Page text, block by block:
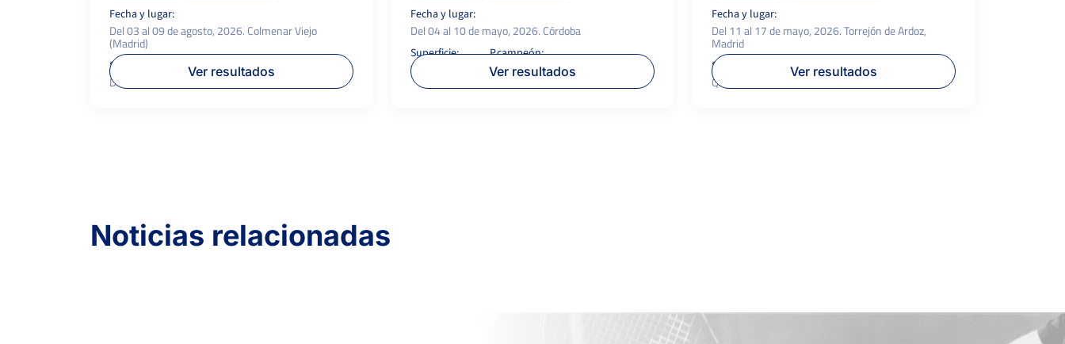
Fecha y lugar:
Del 03 al 09 de agosto, 2026. Colmenar Viejo
(Madrid)
Superficie:
Dura
P.campeón:
1.000 €
Ver resultados
Fecha y lugar:
Del 04 al 10 de mayo, 2026. Córdoba
Superficie:
Tierra
P.campeón:
500 €
Ver resultados
Fecha y lugar:
Del 11 al 17 de mayo, 2026. Torrejón de Ardoz,
Madrid
Superficie:
Quick
P.campeón:
1.000 €
Ver resultados
Noticias relacionadas